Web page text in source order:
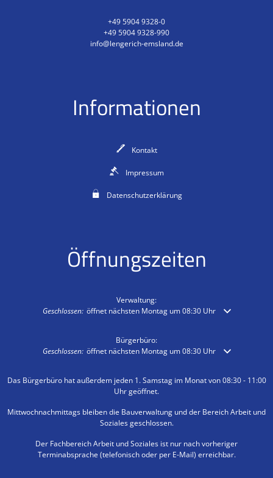
+49 5904 9328-0
+49 5904 9328-990
info@lengerich-emsland.de
Informationen
Kontakt
Impressum
Datenschutzerklärung
Öffnungszeiten
Verwaltung:
Klicken, um weitere Öffnungs- oder Schließzeiten auszublenden
Geschlossen: öffnet nächsten Montag um 08:30 Uhr
Bürgerbüro:
Klicken, um weitere Öffnungs- oder Schließzeiten auszublenden
Geschlossen: öffnet nächsten Montag um 08:30 Uhr
Das Bürgerbüro hat außerdem jeden 1. Samstag im Monat von 08:30 - 11:00
Uhr geöffnet.
Mittwochnachmittags bleiben die Bauverwaltung und der Bereich Arbeit und
Soziales geschlossen.
Der Fachbereich Arbeit und Soziales ist nur nach vorheriger
Terminabsprache (telefonisch oder per E-Mail) erreichbar.